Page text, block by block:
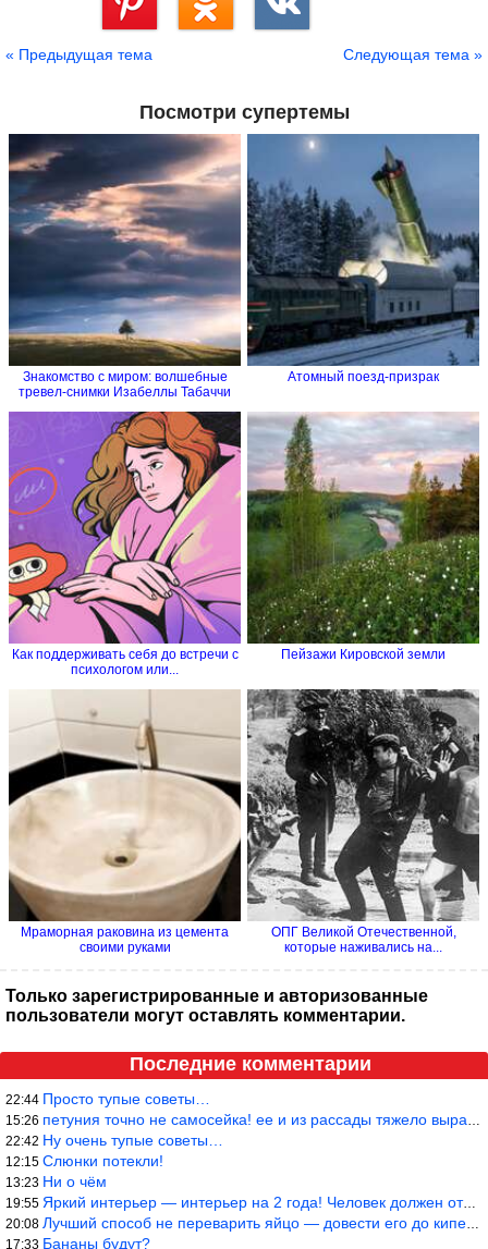
« Предыдущая тема Следующая тема »
Посмотри супертемы
Знакомство с миром: волшебные
тревел-снимки Изабеллы Табаччи
Атомный поезд-призрак
Как поддерживать себя до встречи с
психологом или...
Пейзажи Кировской земли
Мраморная раковина из цемента
своими руками
ОПГ Великой Отечественной,
которые наживались на...
Только зарегистрированные и авторизованные
пользователи могут оставлять комментарии.
Последние комментарии
22:44 Просто тупые советы…
15:26 петуния точно не самосейка! ее и из рассады тяжело вырастить!
22:42 Ну очень тупые советы…
12:15 Слюнки потекли!
13:23 Ни о чём
19:55 Яркий интерьер — интерьер на 2 года! Человек должен отдыхать в с
20:08 Лучший способ не переварить яйцо — довести его до кипения и выкл
17:33 Бананы будут?